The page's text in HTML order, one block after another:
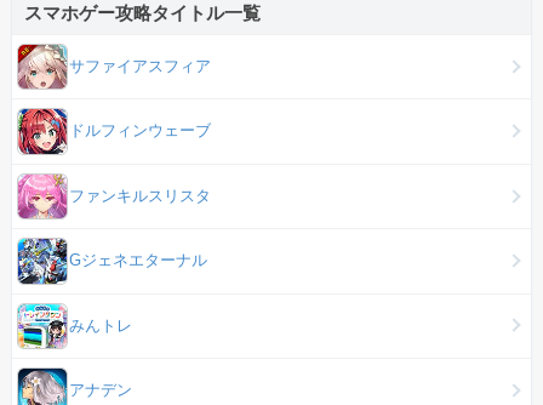
スマホゲー攻略タイトル一覧
サファイアスフィア
ドルフィンウェーブ
ファンキルスリスタ
Gジェネエターナル
みんトレ
アナデン